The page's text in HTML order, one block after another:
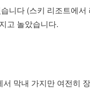
니다 (스키 리조트에
고 놀았습니다.
막내 가지만 여전히